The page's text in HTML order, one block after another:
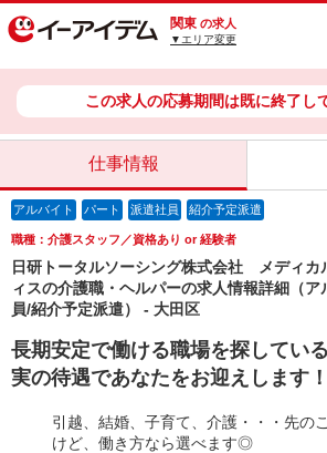
関東 の求人
▼エリア変更
この求人の応募期間は既に終了し
仕事情報
アルバイト パート 派遣社員 紹介予定派遣
職種：介護スタッフ／資格あり or 経験者
日研トータルソーシング株式会社 メディカ
ィスの介護職・ヘルパーの求人情報詳細（
員/紹介予定派遣） - 大田区
長期安定で働ける職場を探してい
実の待遇であなたをお迎えします！
引越、結婚、子育て、介護・・・先の
けど、働き方なら選べます◎